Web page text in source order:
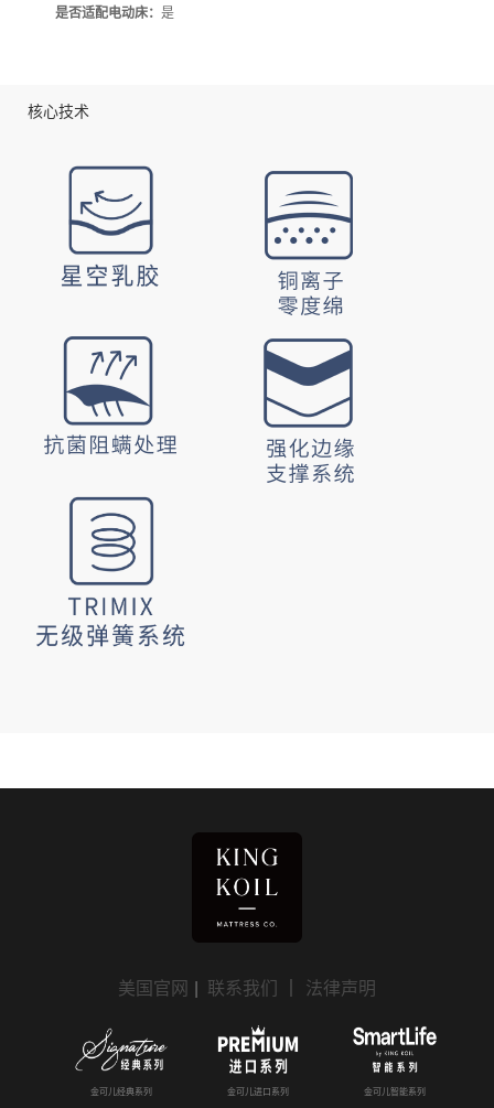
是否适配电动床： 是
核心技术
美国官网 | 联系我们 ｜ 法律声明
金可儿经典系列 金可儿进口系列 金可儿智能系列